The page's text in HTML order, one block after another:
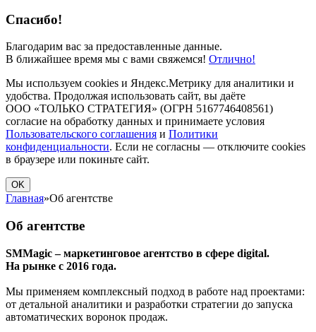
Спасибо!
Благодарим вас за предоставленные данные.
В ближайшее время мы с вами свяжемся! Отлично!
Мы используем cookies и Яндекс.Метрику для аналитики и
удобства. Продолжая использовать сайт, вы даёте
ООО «ТОЛЬКО СТРАТЕГИЯ» (ОГРН 5167746408561)
согласие на обработку данных и принимаете условия
Пользовательского соглашения и Политики
конфиденциальности. Если не согласны — отключите cookies
в браузере или покиньте сайт.
OK
Главная»Об агентстве
Об агентстве
SMMagic – маркетинговое агентство в сфере digital.
На рынке с 2016 года.
Мы применяем комплексный подход в работе над проектами:
от детальной аналитики и разработки стратегии до запуска
автоматических воронок продаж.